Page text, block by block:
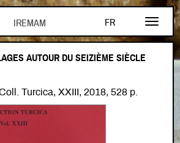
FR
EN
AR
Aller au contenu principal
AUTOUR DU SEIZIÈME SIÈCLE
Turcica, XXIII, 2018, 528 p.